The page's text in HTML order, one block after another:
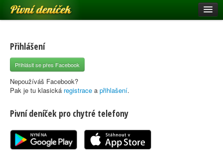
Pivní deníček
Pivní mapa
Pivní značky
Nápověda
Registrace
Přihlášení
Přihlásit se přes Facebook
Nepoužíváš Facebook?
Pak je tu klasická registrace a přihlašení.
Pivní deníček pro chytré telefony